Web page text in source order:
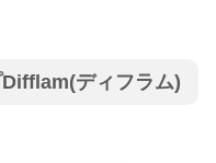
ディフラム)